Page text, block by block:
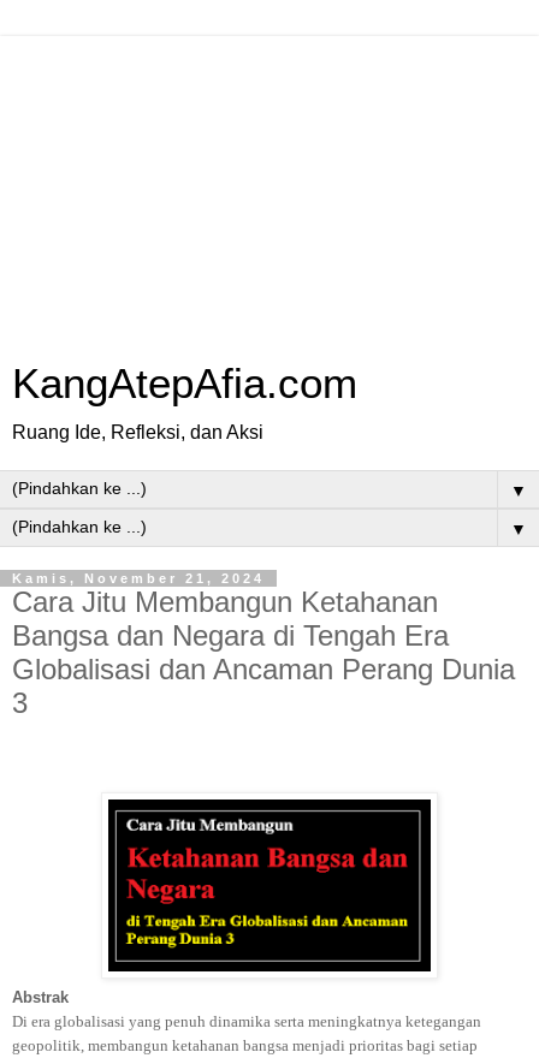
KangAtepAfia.com
Ruang Ide, Refleksi, dan Aksi
▼
▼
Kamis, November 21, 2024
Cara Jitu Membangun Ketahanan
Bangsa dan Negara di Tengah Era
Globalisasi dan Ancaman Perang Dunia
3
Abstrak
Di era globalisasi yang penuh dinamika serta meningkatnya ketegangan
geopolitik, membangun ketahanan bangsa menjadi prioritas bagi setiap